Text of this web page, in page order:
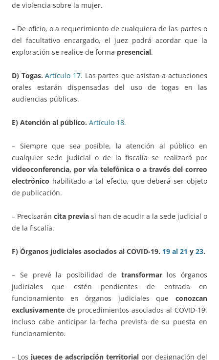
de violencia sobre la mujer.
– De oficio, o a requerimiento de cualquiera de las partes o
del facultativo encargado, el juez podrá acordar que la
exploración se realice de forma presencial.
D) Togas.Artículo 17. Las partes que asistan a actuaciones
orales estarán dispensadas del uso de togas en las
audiencias públicas.
E) Atención al público. Artículo 18.
– Siempre que sea posible, la atención al público en
cualquier sede judicial o de la fiscalía se realizará por
videoconferencia, por vía telefónica o a través del correo
electrónico habilitado a tal efecto, que deberá ser objeto
de publicación.
– Precisarán cita previa si han de acudir a la sede judicial o
de la fiscalía.
F) Órganos judiciales asociados al COVID-19. 19 al 21 y 23.
– Se prevé la posibilidad de transformarlos órganos
judiciales que estén pendientes de entrada en
funcionamiento en órganos judiciales que conozcan
exclusivamente de procedimientos asociados al COVID-19.
Incluso cabe anticipar la fecha prevista de su puesta en
funcionamiento.
– Los jueces de adscripción territorial por designación del